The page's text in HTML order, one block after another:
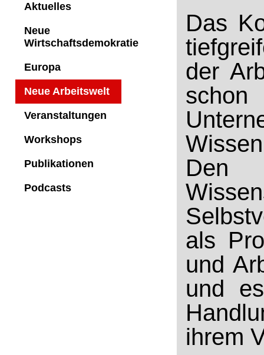
Das
der
Den
als
und
und
ihrem
Aktuelles
Neue
Wirtschaftsdemokratie
Europa
Neue Arbeitswelt
Veranstaltungen
Workshops
Publikationen
Podcasts